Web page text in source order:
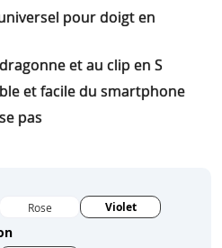
pour doigt en
et au clip en S
et facile du smartphone
pas
Rose Violet